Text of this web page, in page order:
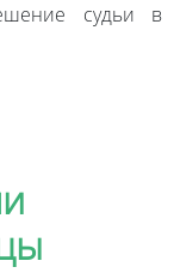
судьи в